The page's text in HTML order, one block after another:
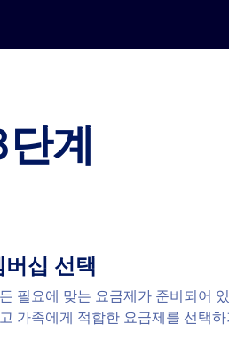
계
버십 선택
필요에 맞는 요금제가 준비되어
가족에게 적합한 요금제를 선택